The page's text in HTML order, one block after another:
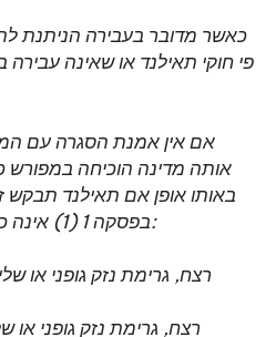
פי חוקי תאילנד או שאינה עבירה
אותה מדינה הוכיחה במפורש
באותו אופן אם תאילנד תבקש
בפסקה 1 (1) אינה כוללת את העבירות הבאות: